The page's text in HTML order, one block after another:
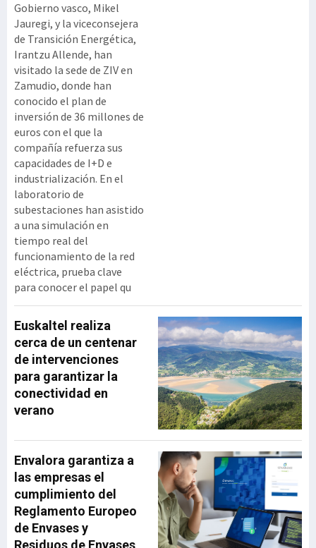
Gobierno vasco, Mikel
Jauregi, y la viceconsejera
de Transición Energética,
Irantzu Allende, han
visitado la sede de ZIV en
Zamudio, donde han
conocido el plan de
inversión de 36 millones de
euros con el que la
compañía refuerza sus
capacidades de I+D e
industrialización. En el
laboratorio de
subestaciones han asistido
a una simulación en
tiempo real del
funcionamiento de la red
eléctrica, prueba clave
para conocer el papel qu
Euskaltel realiza
cerca de un centenar
de intervenciones
para garantizar la
conectividad en
verano
Envalora garantiza a
las empresas el
cumplimiento del
Reglamento Europeo
de Envases y
Residuos de Envases